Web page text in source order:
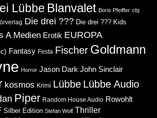
Lübbe Blanvalet Boris Pfeiffer cbj
Die drei ??? Die drei ??? Kids
A Medien Erotik EUROPA
Fantasy Festa Fischer Goldmann
Horror Jason Dark John Sinclair
kosmos Krimi Lübbe Lübbe Audio
Piper Random House Audio Rowohlt
Silber Edition Stefan Wolf Thriller